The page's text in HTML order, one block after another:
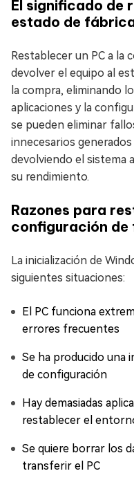
El significado de
estado de
Restablecer un PC a la
devolver el equipo al
la compra, eliminando
aplicaciones y la
se pueden eliminar
innecesarios
devolviendo el sistema
su rendimiento.
Razones para
configuración de
La inicialización de
siguientes situaciones:
El PC funciona
errores frecuentes
Se ha producido una
de configuración
Hay demasiadas
restablecer el
Se quiere borrar los
transferir el PC